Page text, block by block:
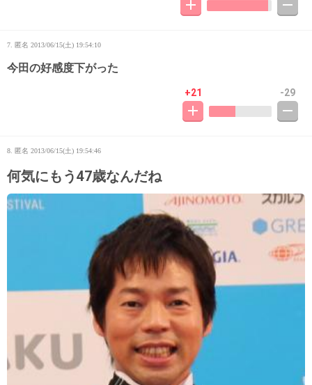
7. 匿名 2013/06/15(土) 19:54:10
今田の好感度下がった
+21 -29
8. 匿名 2013/06/15(土) 19:54:46
何気にもう47歳なんだね